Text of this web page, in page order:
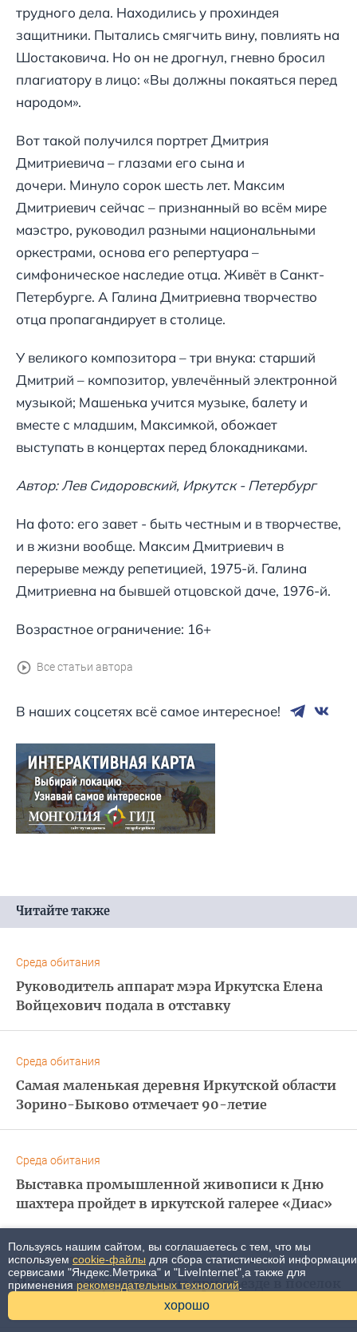
трудного дела. Находились у прохиндея
защитники. Пытались смягчить вину, повлиять на
Шостаковича. Но он не дрогнул, гневно бросил
плагиатору в лицо: «Вы должны покаяться перед
народом».
Вот такой получился портрет Дмитрия
Дмитриевича – глазами его сына и
дочери. Минуло сорок шесть лет. Максим
Дмитриевич сейчас – признанный во всём мире
маэстро, руководил разными национальными
оркестрами, основа его репертуара –
симфоническое наследие отца. Живёт в Санкт-
Петербурге. А Галина Дмитриевна творчество
отца пропагандирует в столице.
У великого композитора – три внука: старший
Дмитрий – композитор, увлечённый электронной
музыкой; Машенька учится музыке, балету и
вместе с младшим, Максимкой, обожает
выступать в концертах перед блокадниками.
Автор: Лев Сидоровский, Иркутск - Петербург
На фото: его завет - быть честным и в творчестве,
и в жизни вообще. Максим Дмитриевич в
перерыве между репетицией, 1975-й. Галина
Дмитриевна на бывшей отцовской даче, 1976-й.
Возрастное ограничение: 16+
Все статьи автора
В наших соцсетях всё самое интересное!
Читайте также
Среда обитания
Руководитель аппарат мэра Иркутска Елена
Войцехович подала в отставку
Среда обитания
Самая маленькая деревня Иркутской области
Зорино-Быково отмечает 90-летие
Среда обитания
Выставка промышленной живописи к Дню
шахтера пройдет в иркутской галерее «Диас»
Среда обитания
Новая стела установлена при въезде в поселок
Пользуясь нашим сайтом, вы соглашаетесь с тем, что мы
используем cookie-файлы для сбора статистической информации
сервисами "Яндекс.Метрика" и "LiveInternet",а также для
применения рекомендательных технологий
хорошо